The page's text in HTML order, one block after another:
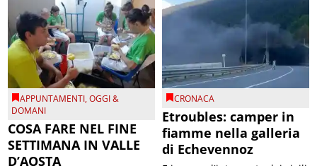
APPUNTAMENTI,OGGI &
DOMANI
COSA FARE NEL FINE
SETTIMANA IN VALLE
D’AOSTA
CRONACA
Etroubles: camper in
fiamme nella galleria
di Echevennoz